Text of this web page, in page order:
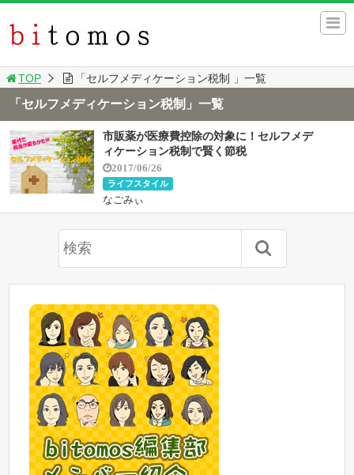
TOP 「セルフメディケーション税制 」一覧
「セルフメディケーション税制」一覧
市販薬が医療費控除の対象に！セルフメデ
ィケーション税制で賢く節税
2017/06/26
ライフスタイル
なごみぃ